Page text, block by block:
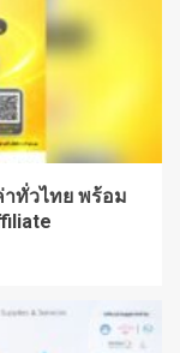
าทั่วไทย พร้อม